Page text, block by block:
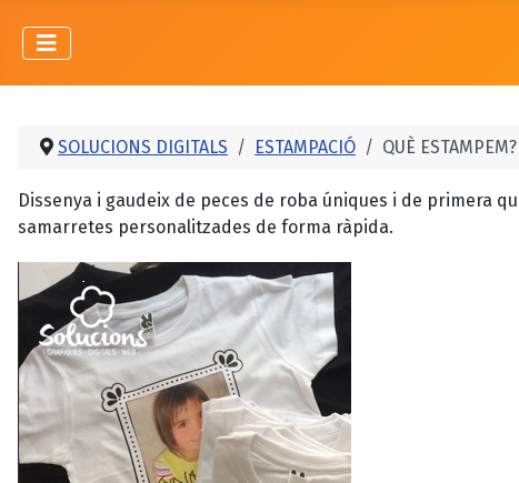
SOLUCIONS DIGITALS ESTAMPACIÓ QUÈ ESTAMPEM?
Dissenya i gaudeix de peces de roba úniques i de primera
samarretes personalitzades de forma ràpida.